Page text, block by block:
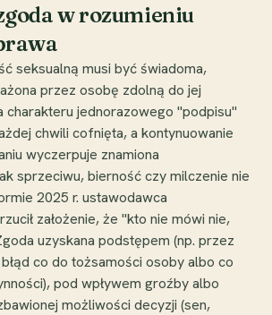
w rozumieniu
seksualną musi być świadoma,
przez osobę zdolną do jej
charakteru jednorazowego "podpisu"
chwili cofnięta, a kontynuowanie
wyczerpuje znamiona
sprzeciwu, bierność czy milczenie nie
2025 r. ustawodawca
założenie, że "kto nie mówi nie,
uzyskana podstępem (np. przez
co do tożsamości osoby albo co
pod wpływem groźby albo
możliwości decyzji (sen,